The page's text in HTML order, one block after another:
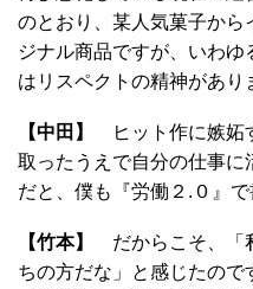
のとおり、某人気菓子から
ジナル商品ですが、いわ
はリスペクトの精神があり
【中田】
ヒット作に嫉妬
取ったうえで自分の仕事に
だと、僕も『労働２.０』で
【竹本】
だからこそ、「
ちの方だな」と感じたの